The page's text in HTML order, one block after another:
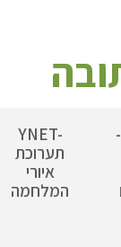
YNET-
תערוכת
איורי
המלחמה